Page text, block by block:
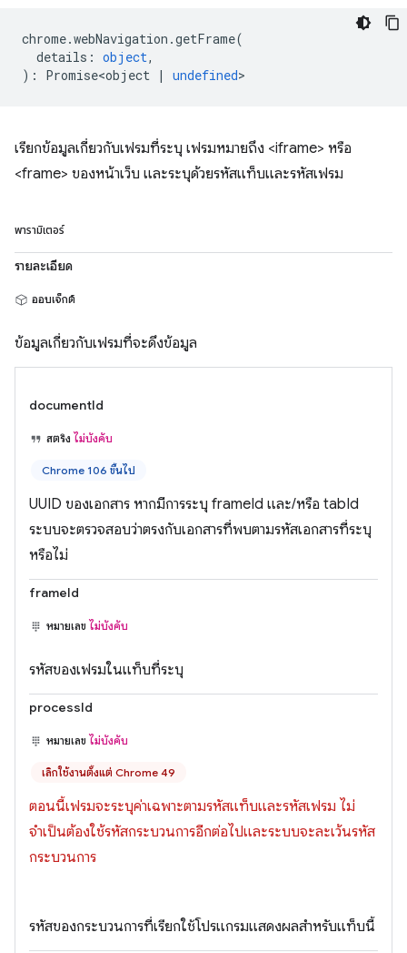
chrome.webNavigation .getFrame(
details : object,
) : Promise<object | undefined>
เรียกข้อมูลเกี่ยวกับเฟรมที่ระบุ เฟรมหมายถึง <iframe> หรือ
<frame> ของหน้าเว็บ และระบุด้วยรหัสแท็บและรหัสเฟรม
พารามิเตอร์
รายละเอียด
ออบเจ็กต์
ข้อมูลเกี่ยวกับเฟรมที่จะดึงข้อมูล
documentId
สตริง ไม่บังคับ
Chrome 106 ขึ้นไป
UUID ของเอกสาร หากมีการระบุ frameId และ/หรือ tabId
ระบบจะตรวจสอบว่าตรงกับเอกสารที่พบตามรหัสเอกสารที่ระบุ
หรือไม่
frameId
หมายเลข ไม่บังคับ
รหัสของเฟรมในแท็บที่ระบุ
processId
หมายเลข ไม่บังคับ
เลิกใช้งานตั้งแต่ Chrome 49
ตอนนี้เฟรมจะระบุค่าเฉพาะตามรหัสแท็บและรหัสเฟรม ไม่
จำเป็นต้องใช้รหัสกระบวนการอีกต่อไปและระบบจะละเว้นรหัส
กระบวนการ
รหัสของกระบวนการที่เรียกใช้โปรแกรมแสดงผลสำหรับแท็บนี้